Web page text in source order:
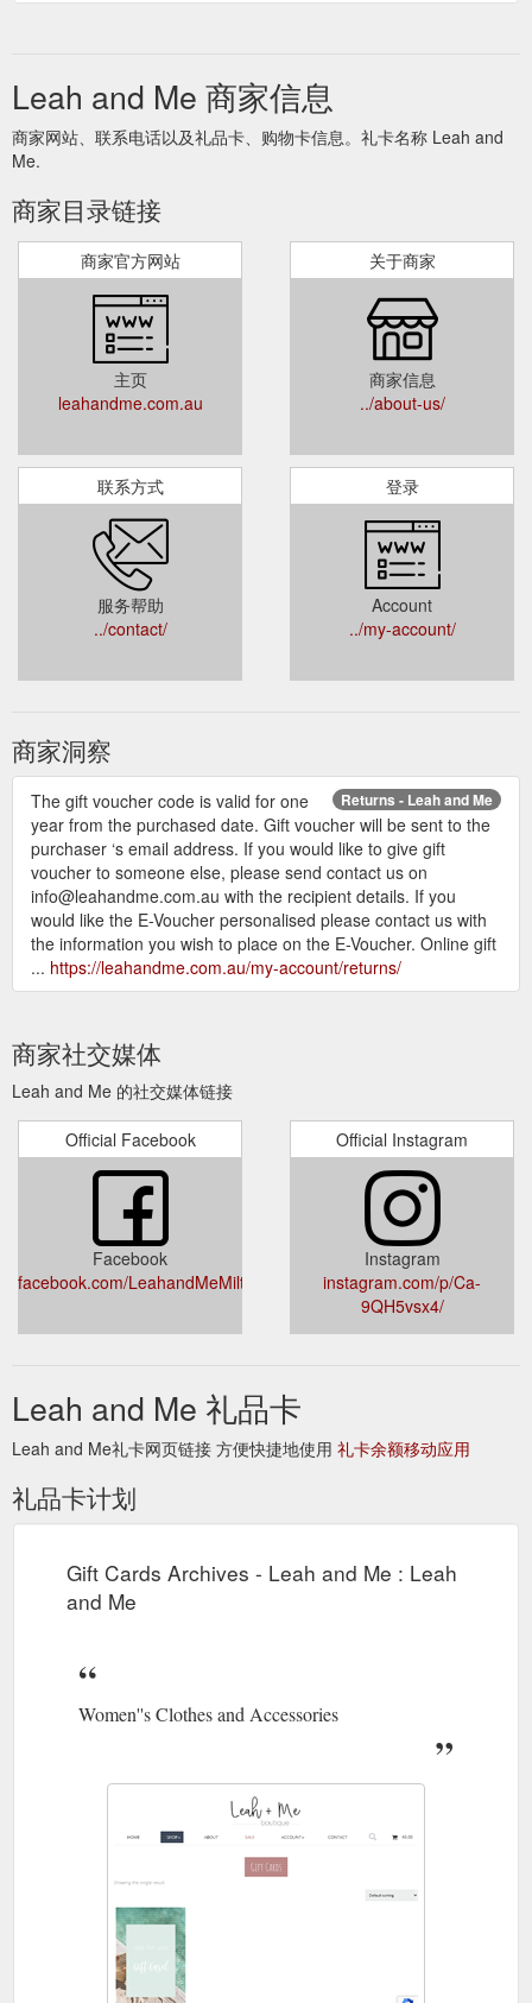
Leah and Me 商家信息
商家网站、联系电话以及礼品卡、购物卡信息。礼卡名称 Leah and
Me.
商家目录链接
商家官方网站
主页
leahandme.com.au
关于商家
商家信息
../about-us/
联系方式
服务帮助
../contact/
登录
Account
../my-account/
商家洞察
Returns - Leah and Me
The gift voucher code is valid for one
year from the purchased date. Gift voucher will be sent to the
purchaser ‘s email address. If you would like to give gift
voucher to someone else, please send contact us on
info@leahandme.com.au with the recipient details. If you
would like the E-Voucher personalised please contact us with
the information you wish to place on the E-Voucher. Online gift
... https://leahandme.com.au/my-account/returns/
商家社交媒体
Leah and Me 的社交媒体链接
Official Facebook
Facebook
facebook.com/LeahandMeMilton/
Official Instagram
Instagram
instagram.com/p/Ca-
9QH5vsx4/
Leah and Me 礼品卡
Leah and Me礼卡网页链接 方便快捷地使用 礼卡余额移动应用
礼品卡计划
Gift Cards Archives - Leah and Me : Leah
and Me
Women''s Clothes and Accessories